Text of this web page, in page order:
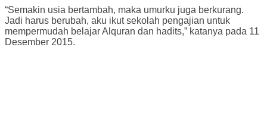
“Semakin usia bertambah, maka umurku juga berkurang.
Jadi harus berubah, aku ikut sekolah pengajian untuk
mempermudah belajar Alquran dan hadits,” katanya pada 11
Desember 2015.